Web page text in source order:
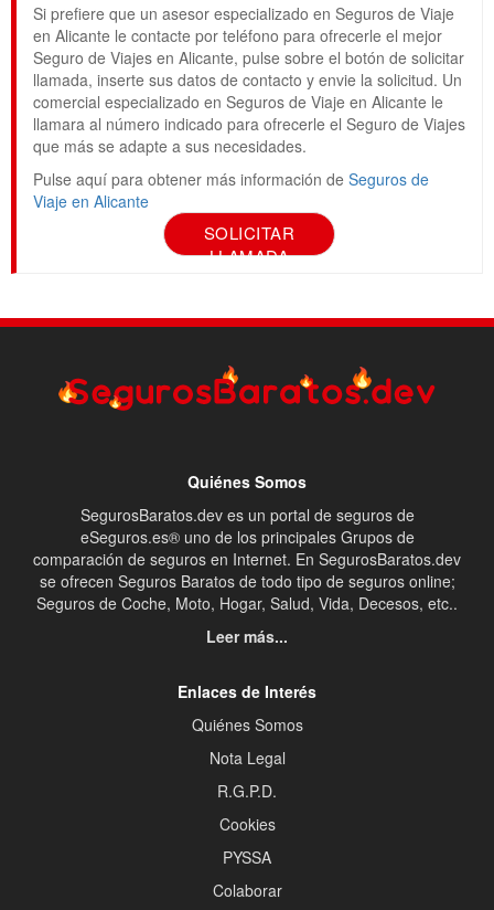
Si prefiere que un asesor especializado en Seguros de Viaje
en Alicante le contacte por teléfono para ofrecerle el mejor
Seguro de Viajes en Alicante, pulse sobre el botón de solicitar
llamada, inserte sus datos de contacto y envie la solicitud. Un
comercial especializado en Seguros de Viaje en Alicante le
llamara al número indicado para ofrecerle el Seguro de Viajes
que más se adapte a sus necesidades.
Pulse aquí para obtener más información de Seguros de
Viaje en Alicante
SOLICITAR
LLAMADA
Quiénes Somos
SegurosBaratos.dev es un portal de seguros de
eSeguros.es® uno de los principales Grupos de
comparación de seguros en Internet. En SegurosBaratos.dev
se ofrecen Seguros Baratos de todo tipo de seguros online;
Seguros de Coche, Moto, Hogar, Salud, Vida, Decesos, etc..
Leer más...
Enlaces de Interés
Quiénes Somos
Nota Legal
R.G.P.D.
Cookies
PYSSA
Colaborar